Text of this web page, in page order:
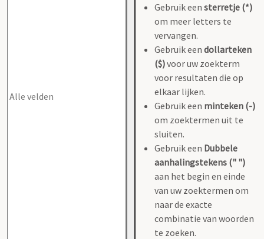
Gebruik een sterretje (*)
om meer letters te
vervangen.
Gebruik een dollarteken
($)voor uw zoekterm
voor resultaten die op
elkaar lijken.
Gebruik een minteken (-)
om zoektermen uit te
sluiten.
Gebruik een Dubbele
aanhalingstekens (" ")
aan het begin en einde
van uw zoektermen om
naar de exacte
combinatie van woorden
te zoeken.